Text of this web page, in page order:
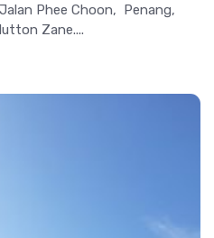
Phee Choon, Penang,
Zane....